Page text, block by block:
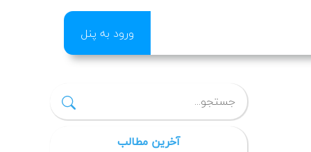
ورود به پنل
آخرین مطالب